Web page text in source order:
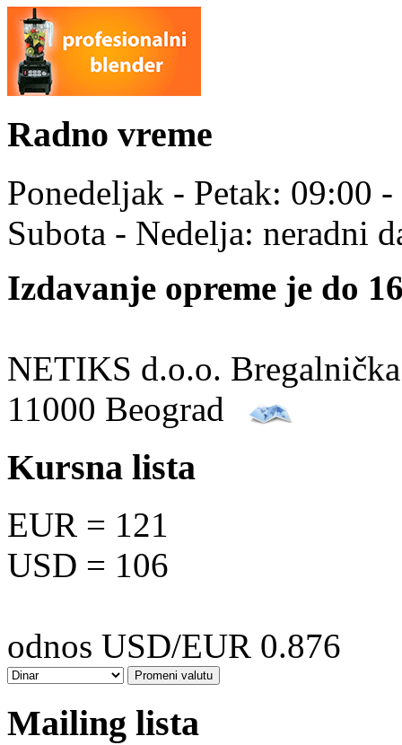
Radno vreme
Ponedeljak - Petak: 09:00
Subota - Nedelja: neradni
Izdavanje opreme je do
NETIKS d.o.o.
11000 Beograd
Kursna lista
EUR = 121
USD = 106
odnos USD/EUR 0.876
Mailing lista